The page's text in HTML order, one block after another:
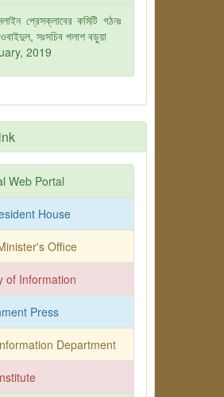
প্রেসক্লাবের কমিটি গঠনঃ
সঃসচিব পলাশ বড়ুয়া
2019
Web Portal
House
Office
of Information
Press
Department